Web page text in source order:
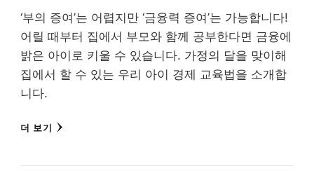
‘부의 증여’는 어렵지만 ‘금융력 증여’는 가능합니다!
어릴 때부터 집에서 부모와 함께 공부한다면 금융에
밝은 아이로 키울 수 있습니다. 가정의 달을 맞이해
집에서 할 수 있는 우리 아이 경제 교육법을 소개합
니다.
더 보기